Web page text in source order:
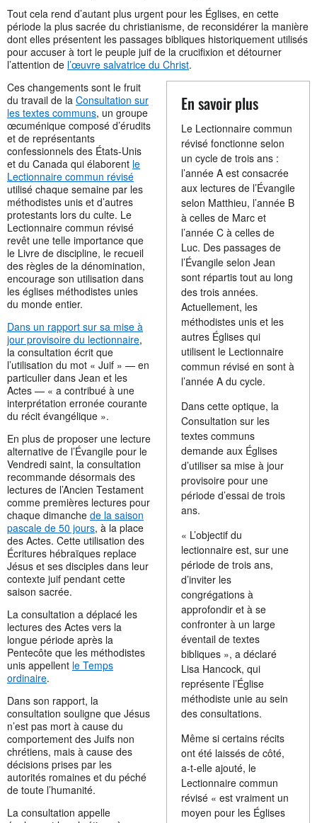
Tout cela rend d’autant plus urgent pour les Églises, en cette
période la plus sacrée du christianisme, de reconsidérer la manière
dont elles présentent les passages bibliques historiquement utilisés
pour accuser à tort le peuple juif de la crucifixion et détourner
l’attention de l’œuvre salvatrice du Christ.
En savoir plus
Le Lectionnaire commun
révisé fonctionne selon
un cycle de trois ans :
l’année A est consacrée
aux lectures de l’Évangile
selon Matthieu, l’année B
à celles de Marc et
l’année C à celles de
Luc. Des passages de
l’Évangile selon Jean
sont répartis tout au long
des trois années.
Actuellement, les
méthodistes unis et les
autres Églises qui
utilisent le Lectionnaire
commun révisé en sont à
l’année A du cycle.
Dans cette optique, la
Consultation sur les
textes communs
demande aux Églises
d’utiliser sa mise à jour
provisoire pour une
période d’essai de trois
ans.
« L’objectif du
lectionnaire est, sur une
période de trois ans,
d’inviter les
congrégations à
approfondir et à se
confronter à un large
éventail de textes
bibliques », a déclaré
Lisa Hancock, qui
représente l’Église
méthodiste unie au sein
des consultations.
Même si certains récits
ont été laissés de côté,
a-t-elle ajouté, le
Lectionnaire commun
révisé « est vraiment un
moyen pour les Églises
Ces changements sont le fruit
du travail de la Consultation sur
les textes communs, un groupe
œcuménique composé d’érudits
et de représentants
confessionnels des États-Unis
et du Canada qui élaborent le
Lectionnaire commun révisé
utilisé chaque semaine par les
méthodistes unis et d’autres
protestants lors du culte. Le
Lectionnaire commun révisé
revêt une telle importance que
le Livre de discipline, le recueil
des règles de la dénomination,
encourage son utilisation dans
les églises méthodistes unies
du monde entier.
Dans un rapport sur sa mise à
jour provisoire du lectionnaire,
la consultation écrit que
l’utilisation du mot « Juif » — en
particulier dans Jean et les
Actes — « a contribué à une
interprétation erronée courante
du récit évangélique ».
En plus de proposer une lecture
alternative de l’Évangile pour le
Vendredi saint, la consultation
recommande désormais des
lectures de l’Ancien Testament
comme premières lectures pour
chaque dimanche de la saison
pascale de 50 jours, à la place
des Actes. Cette utilisation des
Écritures hébraïques replace
Jésus et ses disciples dans leur
contexte juif pendant cette
saison sacrée.
La consultation a déplacé les
lectures des Actes vers la
longue période après la
Pentecôte que les méthodistes
unis appellent le Temps
ordinaire.
Dans son rapport, la
consultation souligne que Jésus
n’est pas mort à cause du
comportement des Juifs non
chrétiens, mais à cause des
décisions prises par les
autorités romaines et du péché
de toute l’humanité.
La consultation appelle